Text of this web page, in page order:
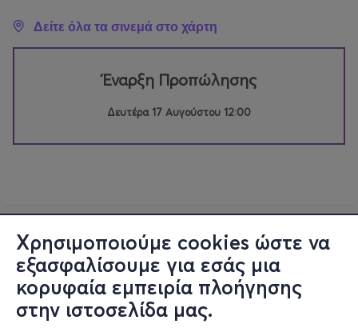
Χρησιμοποιούμε cookies ώστε να
εξασφαλίσουμε για εσάς μια
κορυφαία εμπειρία πλοήγησης
στην ιστοσελίδα μας.
Δείτε όλα τα σινεμά στο χάρτη
Έναρξη Προπώλησης
Δευτέρα 17 Αυγούστου 12:00